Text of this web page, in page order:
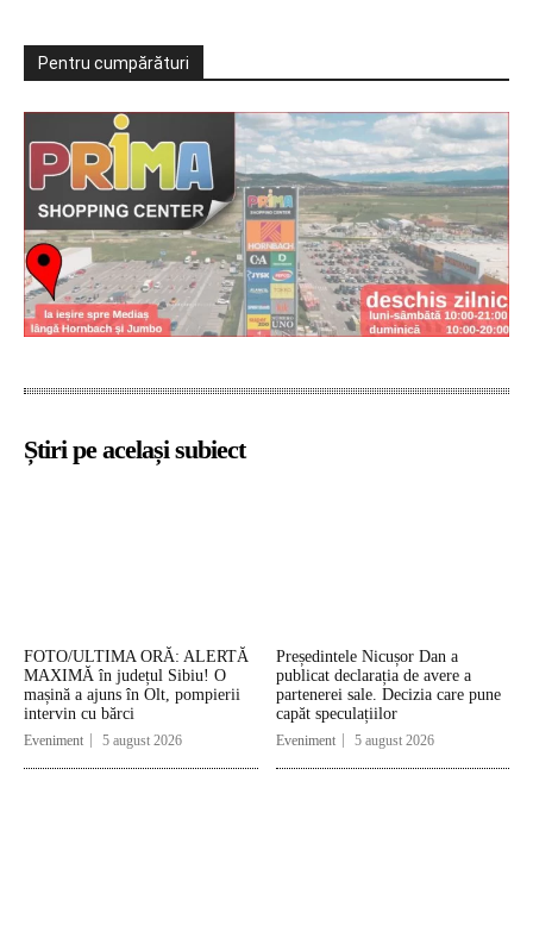
Pentru cumpărături
Știri pe același subiect
FOTO/ULTIMA ORĂ: ALERTĂ
MAXIMĂ în județul Sibiu! O
mașină a ajuns în Olt, pompierii
intervin cu bărci
Eveniment 5 august 2026
Președintele Nicușor Dan a
publicat declarația de avere a
partenerei sale. Decizia care pune
capăt speculațiilor
Eveniment 5 august 2026